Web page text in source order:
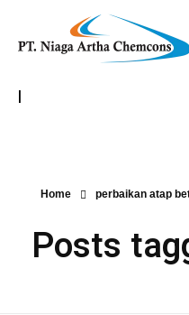
|
Home perbaikan atap
Posts